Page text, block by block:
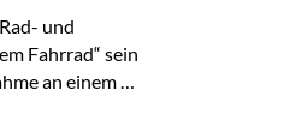
und
Fahrrad“ sein
an einem …